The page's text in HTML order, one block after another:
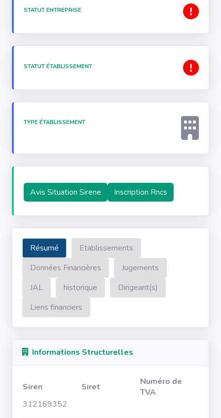
STATUT ENTREPRISE
STATUT ÉTABLISSEMENT
TYPE ÉTABLISSEMENT
Avis Situation Sirene Inscription Rncs
Résumé
Etablissements
Données Financières
Jugements
JAL
historique
Dirigeant(s)
Liens financiers
Informations Structurelles
Siren Siret
Numéro de
TVA
312169352